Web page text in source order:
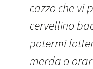
cazzo che vi
cervellino
potermi
merda o